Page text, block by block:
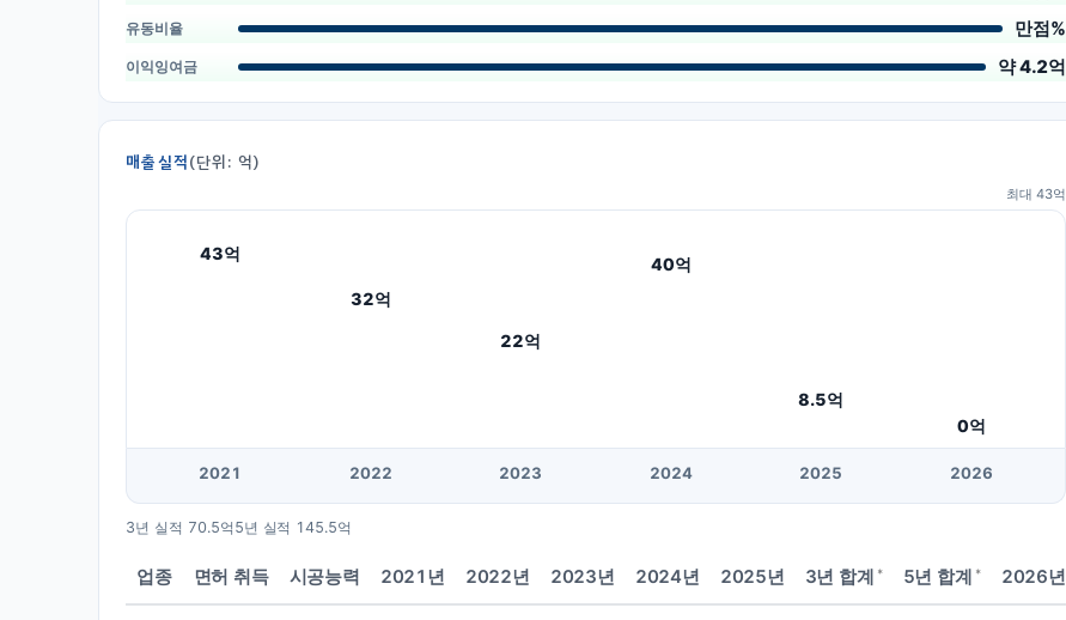
유동비율 만점%
이익잉여금 약 4.2억
매출실적(단위: 억)
최대 43억
43억
32억
22억
40억
8.5억
0억
2021 2022 2023 2024 2025 2026
3년 실적 70.5억 5년 실적 145.5억
업종 면허 취득 시공능력 2021년 2022년 2023년 2024년 2025년 3년 합계 * 5년 합계 * 2026년